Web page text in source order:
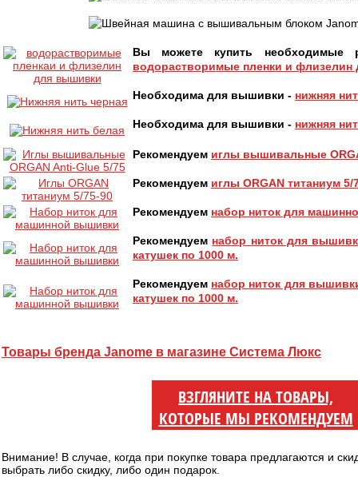
Вы можете купить необходимые
водорастворимые пленки и
Необходима для вышивки - нижняя
Необходима для вышивки - нижняя
Рекомендуем иглы вышивальные
Рекомендуем иглы ORGAN титаниум 5/
Рекомендуем набор ниток для
Рекомендуем набор ниток для
катушек по 1000 м.
Рекомендуем набор ниток для
катушек по 1000 м.
Товары бренда Janome в магазине Система Люкс
ВЗГЛЯНИТЕ НА ТОВАРЫ,
КОТОРЫЕ МЫ РЕКОМЕНДУЕМ
Внимание! В случае, когда при покупке товара предлагаются и
выбрать либо скидку, либо один подарок.